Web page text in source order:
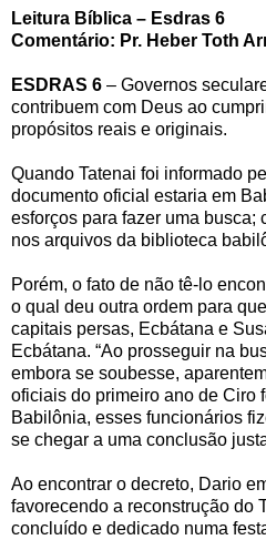
Leitura Bíblica – Esdras 6
Comentário: Pr. Heber Toth
ESDRAS 6 – Governos
contribuem com Deus ao
propósitos reais e originais.
Quando Tatenai foi informado
documento oficial estaria em
esforços para fazer uma busca;
nos arquivos da biblioteca
Porém, o fato de não tê-lo
o qual deu outra ordem para
capitais persas, Ecbátana e
Ecbátana. “Ao prosseguir na
embora se soubesse,
oficiais do primeiro ano de Ciro
Babilônia, esses funcionários
se chegar a uma conclusão
Ao encontrar o decreto, Dario
favorecendo a reconstrução do
concluído e dedicado numa